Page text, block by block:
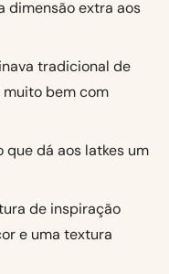
dimensão extra aos
tradicional de
bem com
que dá aos latkes um
de inspiração
e uma textura